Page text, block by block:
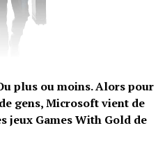
plus ou moins. Alors pour
gens, Microsoft vient de
jeux Games With Gold de